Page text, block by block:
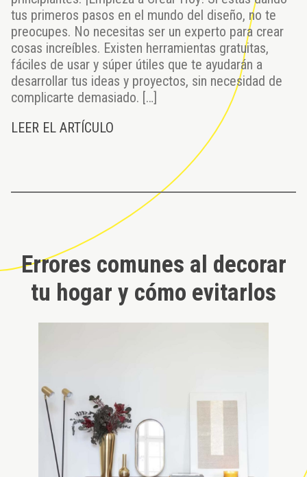
tus primeros pasos en el mundo del diseño, no te
preocupes. No necesitas ser un experto para crear
cosas increíbles. Existen herramientas gratuitas,
fáciles de usar y súper útiles que te ayudarán a
desarrollar tus ideas y proyectos, sin necesidad de
complicarte demasiado. […]
LEER EL ARTÍCULO
Errores comunes al decorar
tu hogar y cómo evitarlos